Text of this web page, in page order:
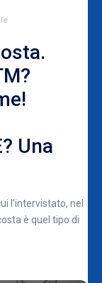
Una
l’intervistato, nel
è quel tipo di